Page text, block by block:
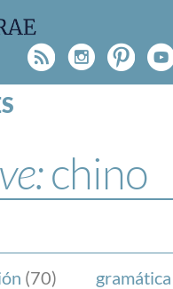
Rss
chino
(70) gramática